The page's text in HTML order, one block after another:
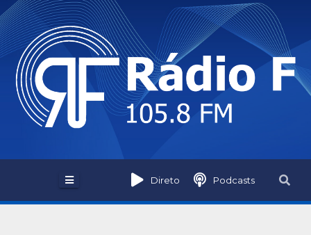
Skip
to
content
Direto Podcasts